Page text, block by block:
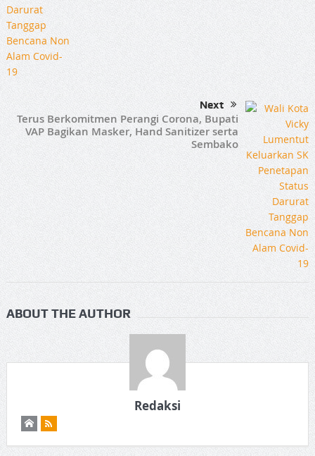
Next
Terus Berkomitmen Perangi Corona, Bupati
VAP Bagikan Masker, Hand Sanitizer serta
Sembako
ABOUT THE AUTHOR
Redaksi